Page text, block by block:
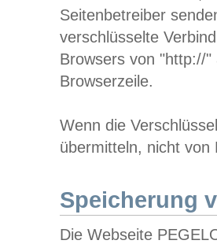
Seitenbetreiber
verschlüsselte
Browsers von "http://
Browserzeile.
Wenn die
übermitteln, nicht von
Speicherung
Die Webseite